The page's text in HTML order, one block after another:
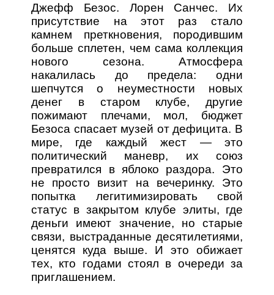
Джефф Безос. Лорен Санчес. Их
присутствие на этот раз стало
камнем преткновения, породившим
больше сплетен, чем сама коллекция
нового сезона. Атмосфера
накалилась до предела: одни
шепчутся о неуместности новых
денег в старом клубе, другие
пожимают плечами, мол, бюджет
Безоса спасает музей от дефицита. В
мире, где каждый жест — это
политический маневр, их союз
превратился в яблоко раздора. Это
не просто визит на вечеринку. Это
попытка легитимизировать свой
статус в закрытом клубе элиты, где
деньги имеют значение, но старые
связи, выстраданные десятилетиями,
ценятся куда выше. И это обижает
тех, кто годами стоял в очереди за
приглашением.